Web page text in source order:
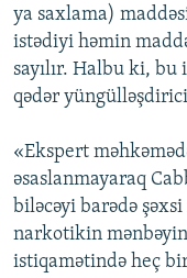
ya saxlama)
istədiyi həmin
sayılır. Halbu ki, bu
qədər
«Ekspert
əsaslanmayaraq
biləcəyi barədə
narkotikin
istiqamətində heç